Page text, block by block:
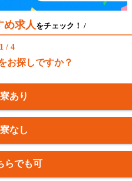
め求人をチェック！ /
1 / 4
お探しですか？
寮あり
寮なし
らでも可